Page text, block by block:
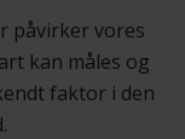
påvirker vores
kan måles og
faktor i den